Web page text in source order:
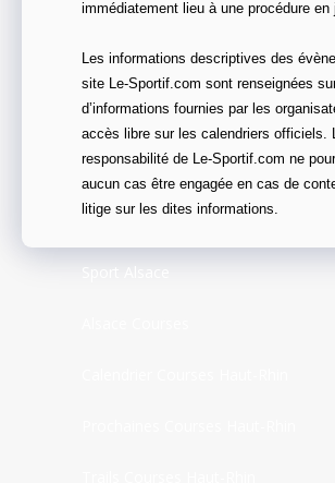
immédiatement lieu à une procédure en
Les informations descriptives des
site Le-Sportif.com sont renseignées
d’informations fournies par les
accès libre sur les calendriers officiels.
responsabilité de Le-Sportif.com ne
aucun cas être engagée en cas de
litige sur les dites informations.